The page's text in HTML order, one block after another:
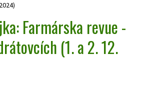
Farmárska revue -
(1. a 2. 12.